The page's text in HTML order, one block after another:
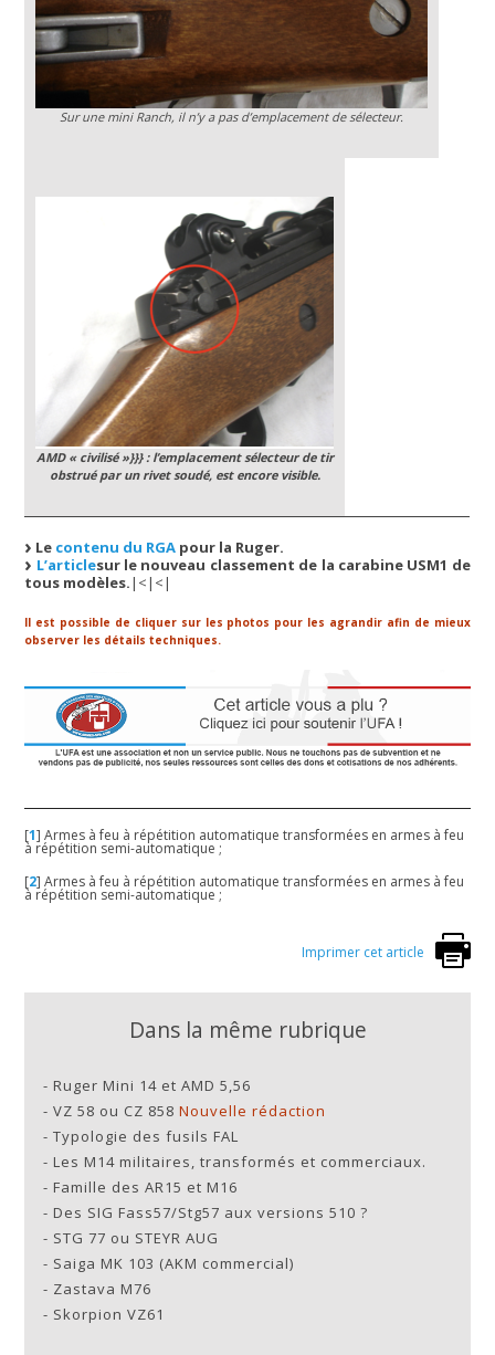
Sur une mini Ranch, il n’y a pas d’emplacement de sélecteur.
AMD « civilisé »}}} : l’emplacement sélecteur de tir
obstrué par un rivet soudé, est encore visible.
Le contenu du RGA pour la Ruger.
L’articlesur le nouveau classement de la carabine USM1 de
tous modèles.|<|<|
Il est possible de cliquer sur les photos pour les agrandir afin de mieux
observer les détails techniques.
[1]Armes à feu à répétition automatique transformées en armes à feu
à répétition semi-automatique ;
[2]Armes à feu à répétition automatique transformées en armes à feu
à répétition semi-automatique ;
Imprimer cet article
Dans la même rubrique
-Ruger Mini 14 et AMD 5,56
-VZ 58 ou CZ 858 Nouvelle rédaction
-Typologie des fusils FAL
-Les M14 militaires, transformés et commerciaux.
-Famille des AR15 et M16
-Des SIG Fass57/Stg57 aux versions 510 ?
- STG 77 ou STEYR AUG
- Saiga MK 103 (AKM commercial)
- Zastava M76
- Skorpion VZ61